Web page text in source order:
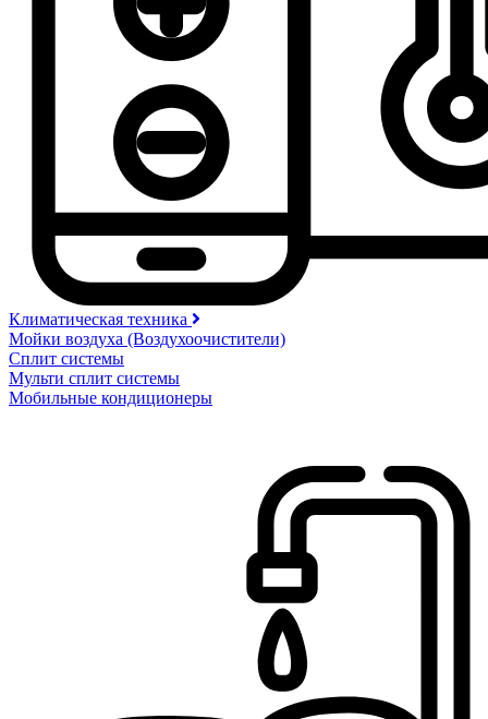
Климатическая техника
Мойки воздуха (Воздухоочистители)
Сплит системы
Мульти сплит системы
Мобильные кондиционеры